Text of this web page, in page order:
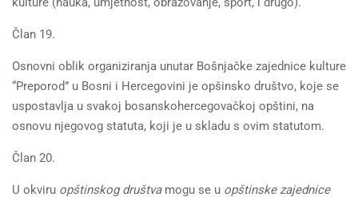
Član 19.
Osnovni oblik organiziranja unutar Bošnjačke zajednice kulture
“Preporod” u Bosni i Hercegovini je opšinsko društvo, koje se
uspostavlja u svakoj bosanskohercegovačkoj opštini, na
osnovu njegovog statuta, koji je u skladu s ovim statutom.
Član 20.
U okviru opštinskog društvamogu se u opštinske zajednice